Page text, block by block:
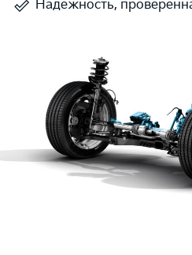
Надежность,